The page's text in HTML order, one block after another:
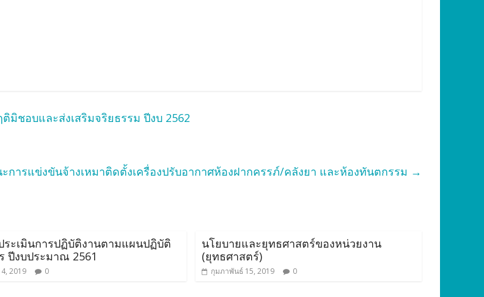
มิชอบและส่งเสริมจริยธรรม ปีงบ 2562
การแข่งขันจ้างเหมาติดตั้งเครื่องปรับอากาศห้องฝากครรภ์/คลังยา และห้องทันตกรรม →
ระเมินการปฏิบัติงานตามแผนปฏิบัติ
ปีงบประมาณ 2561
2019 0
นโยบายและยุทธศาสตร์ของหน่วยงาน
(ยุทธศาสตร์)
กุมภาพันธ์ 15, 2019 0